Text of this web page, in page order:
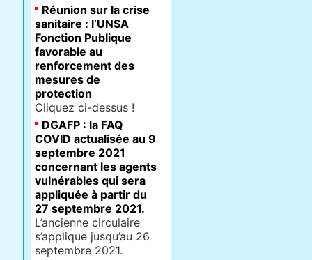
Réunion sur la crise
sanitaire : l’UNSA
Fonction Publique
favorable au
renforcement des
mesures de
protection
Cliquez ci-dessus !
DGAFP : la FAQ
COVID actualisée au 9
septembre 2021
concernant les agents
vulnérables qui sera
appliquée à partir du
27 septembre 2021.
L’ancienne circulaire
s’applique jusqu’au 26
septembre 2021.